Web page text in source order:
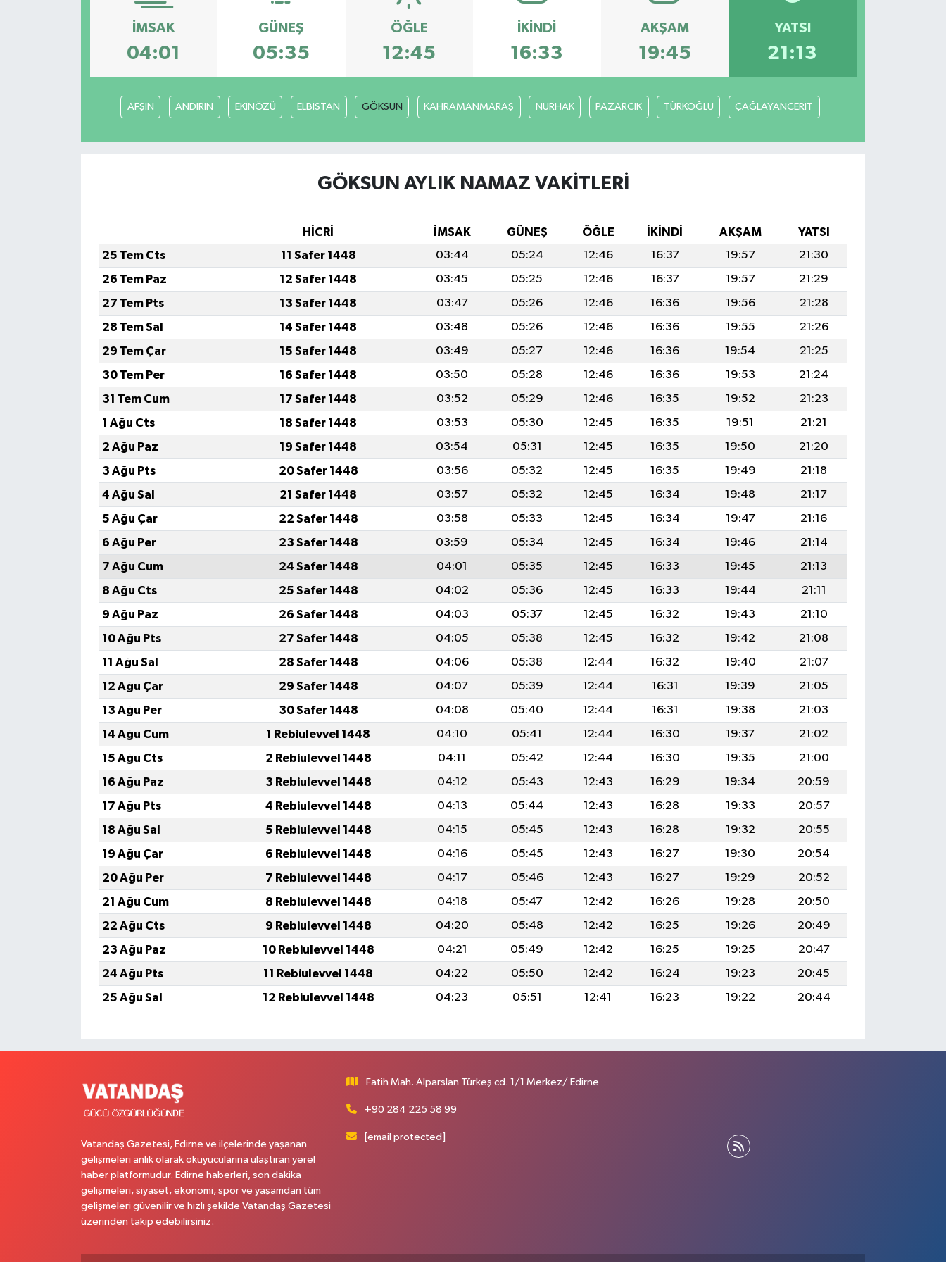
İMSAK
04:01
GÜNEŞ
05:35
ÖĞLE
12:45
İKINDI
16:33
AKŞAM
19:45
YATSI
21:13
AFŞİN ANDIRIN EKİNÖZÜ ELBİSTAN GÖKSUN KAHRAMANMARAŞ NURHAK PAZARCIK TÜRKOĞLU ÇAĞLAYANCERİT
GÖKSUN AYLIK NAMAZ VAKITLERI
HİCRİ İMSAK GÜNEŞ ÖĞLE İKINDI AKŞAM
YATSI
25 Tem Cts
11 Safer 1448 03:44 05:24 12:46 16:37 19:57
21:30
26 Tem Paz
12 Safer 1448 03:45 05:25 12:46 16:37 19:57
21:29
27 Tem Pts
13 Safer 1448 03:47 05:26 12:46 16:36 19:56
21:28
28 Tem Sal
14 Safer 1448 03:48 05:26 12:46 16:36 19:55
21:26
29 Tem Çar
15 Safer 1448 03:49 05:27 12:46 16:36 19:54
21:25
30 Tem Per
16 Safer 1448 03:50 05:28 12:46 16:36 19:53
21:24
31 Tem Cum
17 Safer 1448 03:52 05:29 12:46 16:35 19:52
21:23
1 Ağu Cts
18 Safer 1448 03:53 05:30 12:45 16:35 19:51
21:21
2 Ağu Paz
19 Safer 1448 03:54 05:31 12:45 16:35 19:50
21:20
3 Ağu Pts
20 Safer 1448 03:56 05:32 12:45 16:35 19:49
21:18
4 Ağu Sal
21 Safer 1448 03:57 05:32 12:45 16:34 19:48
21:17
5 Ağu Çar
22 Safer 1448 03:58 05:33 12:45 16:34 19:47
21:16
6 Ağu Per
23 Safer 1448 03:59 05:34 12:45 16:34 19:46
21:14
7 Ağu Cum
24 Safer 1448 04:01 05:35 12:45 16:33 19:45
21:13
8 Ağu Cts
25 Safer 1448 04:02 05:36 12:45 16:33 19:44
21:11
9 Ağu Paz
26 Safer 1448 04:03 05:37 12:45 16:32 19:43
21:10
10 Ağu Pts
27 Safer 1448 04:05 05:38 12:45 16:32 19:42
21:08
11 Ağu Sal
28 Safer 1448 04:06 05:38 12:44 16:32 19:40
21:07
12 Ağu Çar
29 Safer 1448 04:07 05:39 12:44 16:31 19:39
21:05
13 Ağu Per
30 Safer 1448 04:08 05:40 12:44 16:31 19:38
21:03
14 Ağu Cum
1 Rebiulevvel 1448 04:10 05:41 12:44 16:30 19:37
21:02
15 Ağu Cts
2 Rebiulevvel 1448 04:11 05:42 12:44 16:30 19:35
21:00
16 Ağu Paz
3 Rebiulevvel 1448 04:12 05:43 12:43 16:29 19:34
20:59
17 Ağu Pts
4 Rebiulevvel 1448 04:13 05:44 12:43 16:28 19:33
20:57
18 Ağu Sal
5 Rebiulevvel 1448 04:15 05:45 12:43 16:28 19:32
20:55
19 Ağu Çar
6 Rebiulevvel 1448 04:16 05:45 12:43 16:27 19:30
20:54
20 Ağu Per
7 Rebiulevvel 1448 04:17 05:46 12:43 16:27 19:29
20:52
21 Ağu Cum
8 Rebiulevvel 1448 04:18 05:47 12:42 16:26 19:28
20:50
22 Ağu Cts
9 Rebiulevvel 1448 04:20 05:48 12:42 16:25 19:26
20:49
23 Ağu Paz
10 Rebiulevvel 1448 04:21 05:49 12:42 16:25 19:25
20:47
24 Ağu Pts
11 Rebiulevvel 1448 04:22 05:50 12:42 16:24 19:23
20:45
25 Ağu Sal
12 Rebiulevvel 1448 04:23 05:51 12:41 16:23 19:22 20:44
Vatandaş Gazetesi, Edirne ve ilçelerinde yaşanan
gelişmeleri anlık olarak okuyucularına ulaştıran yerel
haber platformudur. Edirne haberleri, son dakika
gelişmeleri, siyaset, ekonomi, spor ve yaşamdan tüm
gelişmeleri güvenilir ve hızlı şekilde Vatandaş Gazetesi
üzerinden takip edebilirsiniz.
Fatih Mah. Alparslan Türkeş cd. 1/1 Merkez/ Edirne
+90 284 225 58 99
[email protected]